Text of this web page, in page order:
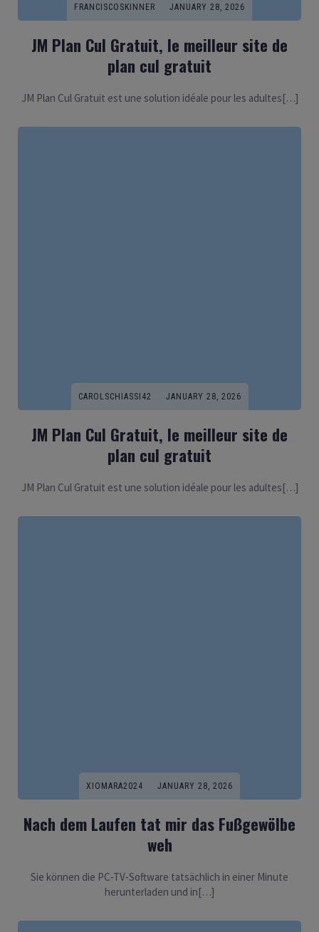
FRANCISCOSKINNER JANUARY 28, 2026
JM Plan Cul Gratuit, le meilleur site de
plan cul gratuit
JM Plan Cul Gratuit est une solution idéale pour les adultes[…]
CAROLSCHIASSI42 JANUARY 28, 2026
JM Plan Cul Gratuit, le meilleur site de
plan cul gratuit
JM Plan Cul Gratuit est une solution idéale pour les adultes[…]
XIOMARA2024 JANUARY 28, 2026
Nach dem Laufen tat mir das Fußgewölbe
weh
Sie können die PC-TV-Software tatsächlich in einer Minute
herunterladen und in[…]